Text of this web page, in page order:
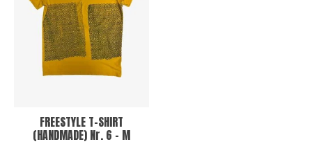
FREESTYLE T-SHIRT
(HANDMADE) Nr. 6 - M